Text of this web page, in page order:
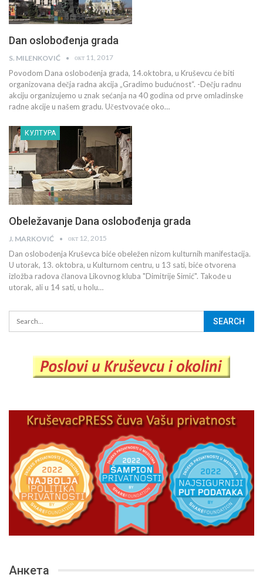
Dan oslobođenja grada
S. MILENKOVIĆ окт 11, 2017
Povodom Dana oslobođenja grada, 14.oktobra, u Kruševcu će biti
organizovana dečja radna akcija „Gradimo budućnost“. -Dečju radnu
akciju organizujemo u znak sećanja na 40 godina od prve omladinske
radne akcije u našem gradu. Učestvovaće oko…
КУЛТУРА
Obeležavanje Dana oslobođenja grada
J. MARKOVIĆ окт 12, 2015
Dan oslobođenja Kruševca biće obeležen nizom kulturnih manifestacija.
U utorak, 13. oktobra, u Kulturnom centru, u 13 sati, biće otvorena
izložba radova članova Likovnog kluba "Dimitrije Simić". Takođe u
utorak, ali u 14 sati, u holu…
Анкета